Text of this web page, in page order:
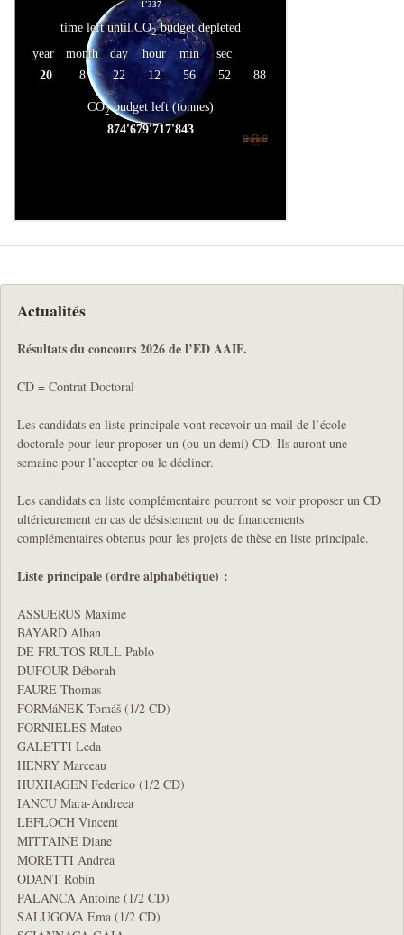
Actualités
Résultats du concours 2026 de l’ED AAIF.
CD = Contrat Doctoral
Les candidats en liste principale vont recevoir un mail de l’école
doctorale pour leur proposer un (ou un demi) CD. Ils auront une
semaine pour l’accepter ou le décliner.
Les candidats en liste complémentaire pourront se voir proposer un CD
ultérieurement en cas de désistement ou de financements
complémentaires obtenus pour les projets de thèse en liste principale.
Liste principale (ordre alphabétique) :
ASSUERUS Maxime
BAYARD Alban
DE FRUTOS RULL Pablo
DUFOUR Déborah
FAURE Thomas
FORMáNEK Tomáš (1/2 CD)
FORNIELES Mateo
GALETTI Leda
HENRY Marceau
HUXHAGEN Federico (1/2 CD)
IANCU Mara-Andreea
LEFLOCH Vincent
MITTAINE Diane
MORETTI Andrea
ODANT Robin
PALANCA Antoine (1/2 CD)
SALUGOVA Ema (1/2 CD)